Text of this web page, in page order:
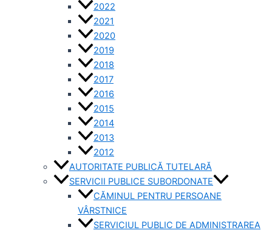
2022
2021
2020
2019
2018
2017
2016
2015
2014
2013
2012
AUTORITATE PUBLICĂ TUTELARĂ
SERVICII PUBLICE SUBORDONATE
CĂMINUL PENTRU PERSOANE
VÂRSTNICE
SERVICIUL PUBLIC DE ADMINISTRAREA